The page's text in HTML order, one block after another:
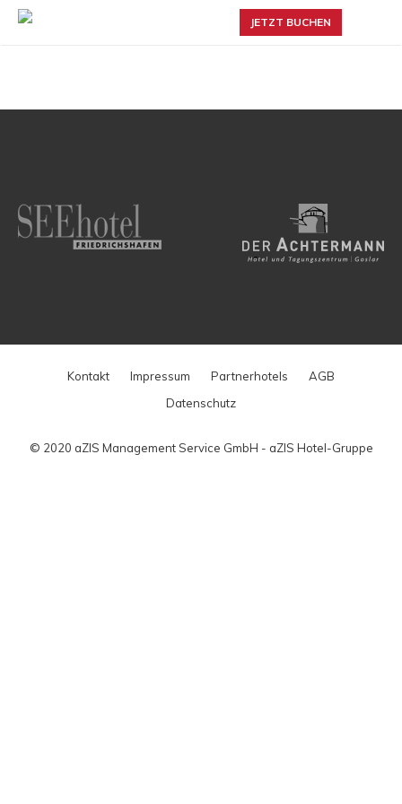
JETZT BUCHEN
Kontakt Impressum Partnerhotels
AGB
Datenschutz
© 2020 aZIS Management Service GmbH - aZIS Hotel-Gruppe